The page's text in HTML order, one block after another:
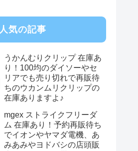
人気の記事
うかんむりクリップ 在庫あ
り！100均のダイソーやセ
リアでも売り切れで再販待
ちのウカンムリクリップの
在庫ありますよ♪
mgex ストライクフリーダ
ム 在庫あり！予約再販待ち
でイオンやヤマダ電機、あ
みあみやヨドバシの店頭販